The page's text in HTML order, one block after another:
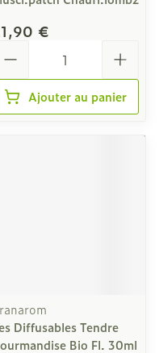
€
Ajouter au panier
Diffusables Tendre
Bio Fl. 30ml